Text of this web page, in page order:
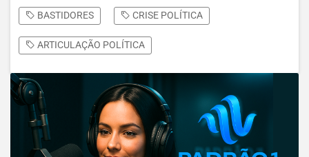
BASTIDORES CRISE POLÍTICA
ARTICULAÇÃO POLÍTICA